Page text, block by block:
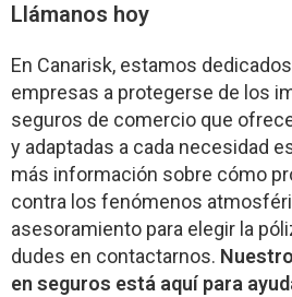
Llámanos hoy
En Canarisk, estamos
empresas a protegerse de los
seguros de comercio que
y adaptadas a cada necesidad
más información sobre cómo
contra los fenómenos
asesoramiento para elegir la
dudes en contactarnos.
en seguros está aquí para